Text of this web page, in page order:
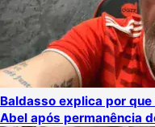
Baldasso explica por
Abel após permanência